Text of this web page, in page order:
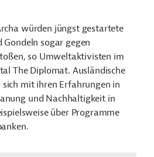
würden jüngst gestartete
sogar gegen
so Umweltaktivisten im
The Diplomat. Ausländische
mit ihren Erfahrungen in
und Nachhaltigkeit in
über Programme